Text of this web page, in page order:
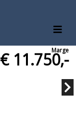
Marge
€ 11.750,-